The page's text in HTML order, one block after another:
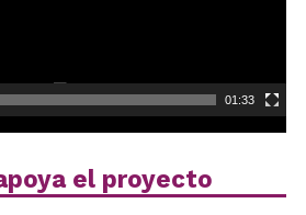
01:33
el proyecto